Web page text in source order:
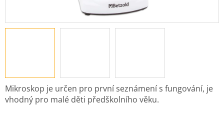
Mikroskop je určen pro první seznámení s fungování, je
vhodný pro malé děti předškolního věku.